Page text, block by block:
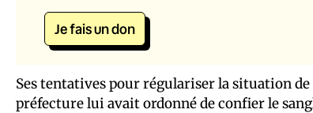
Je fais un don
Ses tentatives pour régulariser la situation
préfecture lui avait ordonné de confier le